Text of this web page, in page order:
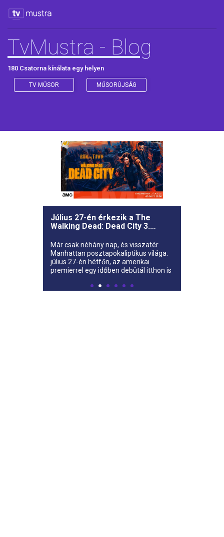
TvMustra - Blog
180 Csatorna kínálata egy helyen
TV MŰSOR MŰSORÚJSÁG
Július 27-én érkezik a The
Walking Dead: Dead City 3.
Már csak néhány nap, és visszatér
Manhattan posztapokaliptikus világa:
július 27-én hétfőn, az amerikai
premierrel egy időben debütál itthon is
City harmadik évada.